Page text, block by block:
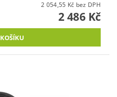
2 054,55 Kč bez DPH
2 486 Kč